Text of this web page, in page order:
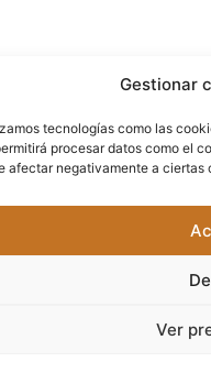
Gestionar
tecnologías como las
procesar datos como el
afectar negativamente a
Ver